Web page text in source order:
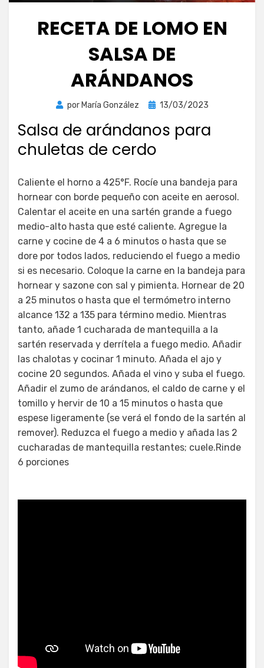
RECETA DE LOMO EN
SALSA DE
ARÁNDANOS
por María González
Publicada
13/03/2023
Salsa de arándanos para
chuletas de cerdo
Caliente el horno a 425°F. Rocíe una bandeja para
hornear con borde pequeño con aceite en aerosol.
Calentar el aceite en una sartén grande a fuego
medio-alto hasta que esté caliente. Agregue la
carne y cocine de 4 a 6 minutos o hasta que se
dore por todos lados, reduciendo el fuego a medio
si es necesario. Coloque la carne en la bandeja para
hornear y sazone con sal y pimienta. Hornear de 20
a 25 minutos o hasta que el termómetro interno
alcance 132 a 135 para término medio. Mientras
tanto, añade 1 cucharada de mantequilla a la
sartén reservada y derrítela a fuego medio. Añadir
las chalotas y cocinar 1 minuto. Añada el ajo y
cocine 20 segundos. Añada el vino y suba el fuego.
Añadir el zumo de arándanos, el caldo de carne y el
tomillo y hervir de 10 a 15 minutos o hasta que
espese ligeramente (se verá el fondo de la sartén al
remover). Reduzca el fuego a medio y añada las 2
cucharadas de mantequilla restantes; cuele.Rinde
6 porciones